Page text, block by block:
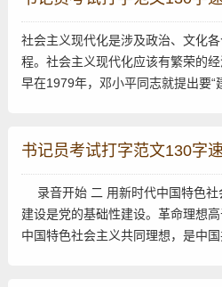
社会主义现代化是涉及政治、文化
程。社会主义现代化应该有繁荣的经
早在1979年，邓小平同志就提出要“
书记员考试打字范文130字
录音开始 二 用新时代中国特色社
建设是党的基础性建设。革命理想
中国特色社会主义共同理想，是中